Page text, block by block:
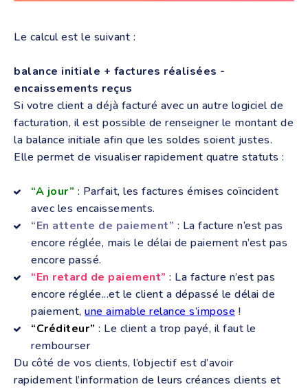
Le calcul est le suivant :
balance initiale + factures réalisées -
encaissements reçus
Si votre client a déjà facturé avec un autre logiciel de
facturation, il est possible de renseigner le montant de
la balance initiale afin que les soldes soient justes.
Elle permet de visualiser rapidement quatre statuts :
“A jour” : Parfait, les factures émises coïncident
avec les encaissements.
“En attente de paiement” : La facture n’est pas
encore réglée, mais le délai de paiement n’est pas
encore passé.
“En retard de paiement” : La facture n’est pas
encore réglée...et le client a dépassé le délai de
paiement, une aimable relance s’impose !
“Créditeur” : Le client a trop payé, il faut le
rembourser
Du côté de vos clients, l’objectif est d’avoir
rapidement l’information de leurs créances clients et